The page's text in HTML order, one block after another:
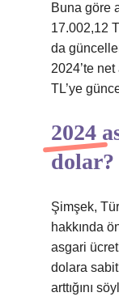
Buna göre
17.002,12
da
2024’te
TL’ye
2024
dolar?
Şimşek,
hakkında
asgari
dolara
arttığını